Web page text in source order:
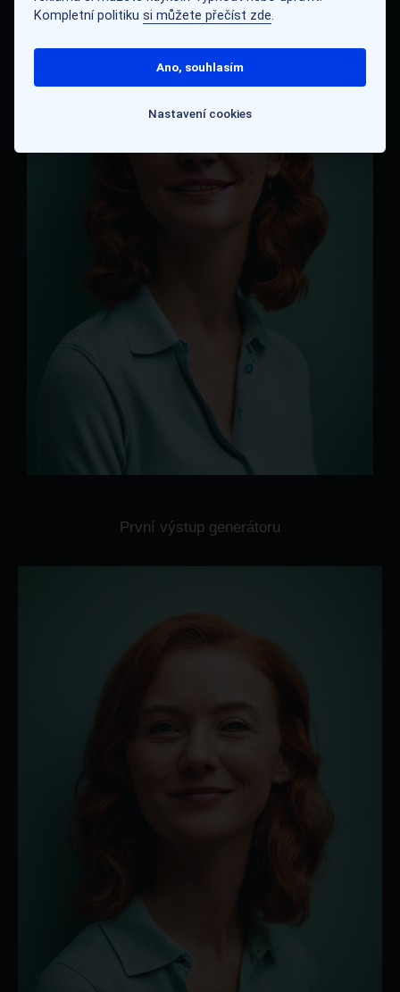
První výstup generátoru
Kompletní politikusi můžete přečíst zde.
Ano, souhlasím
Nastavení cookies